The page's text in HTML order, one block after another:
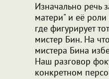
Изначально речь
матери" и её
где фигурирует
мистер Бин. На
мистера Бина
Наш разговор
конкретном